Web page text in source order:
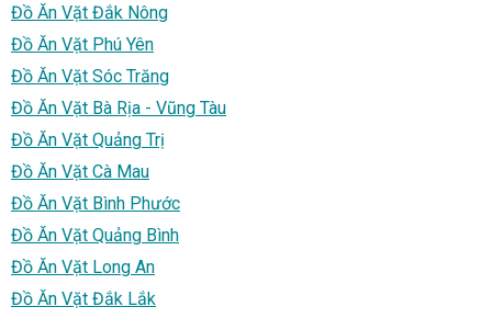
Đồ Ăn Vặt Đắk Nông
Đồ Ăn Vặt Phú Yên
Đồ Ăn Vặt Sóc Trăng
Đồ Ăn Vặt Bà Rịa - Vũng Tàu
Đồ Ăn Vặt Quảng Trị
Đồ Ăn Vặt Cà Mau
Đồ Ăn Vặt Bình Phước
Đồ Ăn Vặt Quảng Bình
Đồ Ăn Vặt Long An
Đồ Ăn Vặt Đắk Lắk